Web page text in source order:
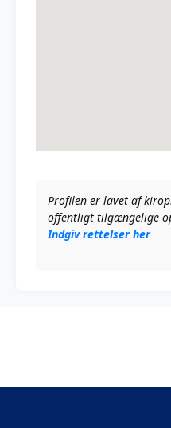
Profilen er lavet af
offentligt tilgængelige
Indgiv rettelser her